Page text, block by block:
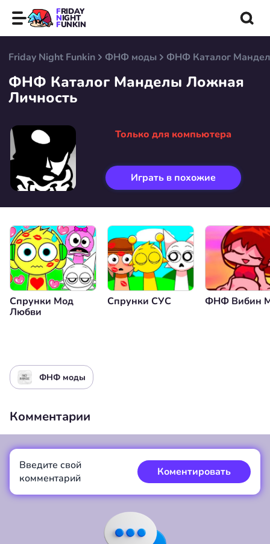
FRIDAY
NIGHT
FUNKIN
Friday Night Funkin ФНФ моды ФНФ Каталог
ФНФ Каталог Манделы Ложная
Личность
Только для компьютера
Играть в похожие
Спрунки Мод
Любви
Спрунки СУС ФНФ Вибин
ФНФ моды
Комментарии
Введите свой
комментарий
Коментировать